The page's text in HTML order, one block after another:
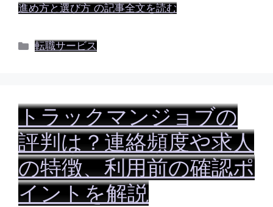
進め方と選び方 の記事全文を読む
カ
ー
転職サービス
トラックマンジョブの
評判は？連絡頻度や求人
の特徴、利用前の確認ポ
イントを解説